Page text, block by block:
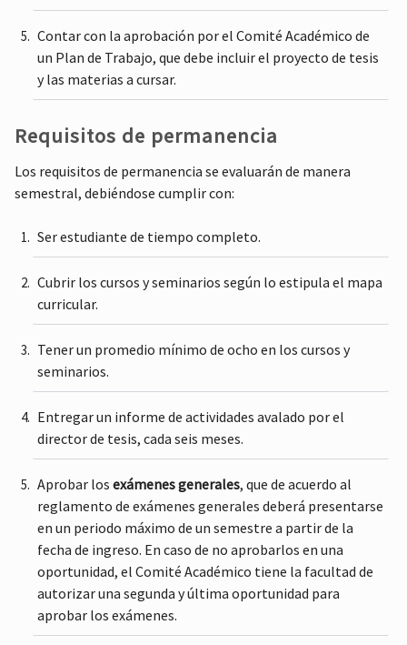
Contar con la aprobación por el Comité Académico de
un Plan de Trabajo, que debe incluir el proyecto de tesis
y las materias a cursar.
Requisitos de permanencia
Los requisitos de permanencia se evaluarán de manera
semestral, debiéndose cumplir con:
Ser estudiante de tiempo completo.
Cubrir los cursos y seminarios según lo estipula el mapa
curricular.
Tener un promedio mínimo de ocho en los cursos y
seminarios.
Entregar un informe de actividades avalado por el
director de tesis, cada seis meses.
Aprobar losexámenes generales, que de acuerdo al
reglamento de exámenes generales deberá presentarse
en un periodo máximo de un semestre a partir de la
fecha de ingreso. En caso de no aprobarlos en una
oportunidad, el Comité Académico tiene la facultad de
autorizar una segunda y última oportunidad para
aprobar los exámenes.